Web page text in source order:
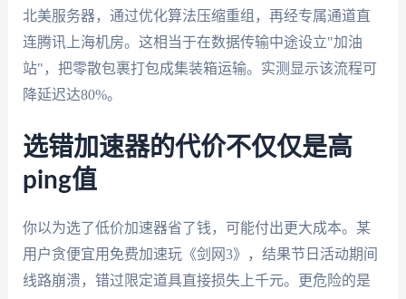
北美服务器，通过优化算法压缩重组，再经专属通道直
连腾讯上海机房。这相当于在数据传输中途设立"加油
站"，把零散包裹打包成集装箱运输。实测显示该流程可
降延迟达80%。
选错加速器的代价不仅仅是高
ping值
你以为选了低价加速器省了钱，可能付出更大成本。某
用户贪便宜用免费加速玩《剑网3》，结果节日活动期间
线路崩溃，错过限定道具直接损失上千元。更危险的是